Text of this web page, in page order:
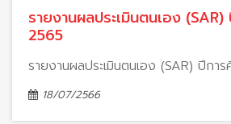
รายงานผลประเมินตนเอง
2565
รายงานผลประเมินตนเอง (SAR) ปีกา
18/07/2566